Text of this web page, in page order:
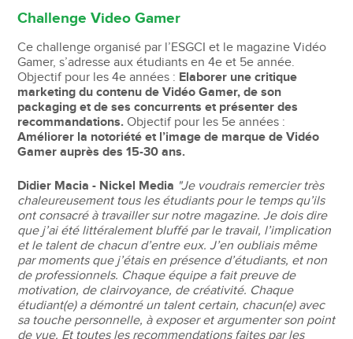
Challenge Video Gamer
Ce challenge organisé par l’ESGCI et le magazine Vidéo
Gamer, s’adresse aux étudiants en 4e et 5e année.
Objectif pour les 4e années : Elaborer une critique
marketing du contenu de Vidéo Gamer, de son
packaging et de ses concurrents et présenter des
recommandations. Objectif pour les 5e années :
Améliorer la notoriété et l’image de marque de Vidéo
Gamer auprès des 15-30 ans.
Didier Macia - Nickel Media "Je voudrais remercier très
chaleureusement tous les étudiants pour le temps qu’ils
ont consacré à travailler sur notre magazine. Je dois dire
que j’ai été littéralement bluffé par le travail, l’implication
et le talent de chacun d’entre eux. J’en oubliais même
par moments que j’étais en présence d’étudiants, et non
de professionnels. Chaque équipe a fait preuve de
motivation, de clairvoyance, de créativité. Chaque
étudiant(e) a démontré un talent certain, chacun(e) avec
sa touche personnelle, à exposer et argumenter son point
de vue. Et toutes les recommendations faites par les